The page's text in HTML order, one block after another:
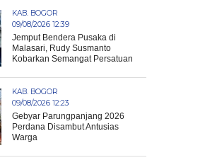
KAB. BOGOR
09/08/2026 12:39
Jemput Bendera Pusaka di
Malasari, Rudy Susmanto
Kobarkan Semangat Persatuan
KAB. BOGOR
09/08/2026 12:23
Gebyar Parungpanjang 2026
Perdana Disambut Antusias
Warga